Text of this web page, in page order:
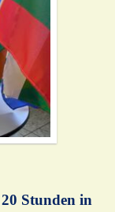
Stunden in